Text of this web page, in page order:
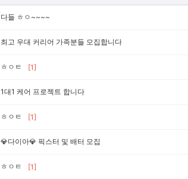
다들 ㅎㅇ~~~~
최고 우대 커리어 가족분들 모집합니다
ㅎㅇㅌ [1]
1대1 케어 프로젝트 합니다
ㅎㅇㅌ [1]
💎다이아💎 픽스터 및 배터 모집
ㅎㅇㅌ [1]